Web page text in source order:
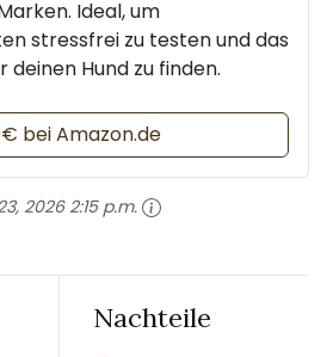
Ideal, um
stressfrei zu testen und das
Hund zu finden.
bei Amazon.de
2026 2:15 p.m.
Nachteile